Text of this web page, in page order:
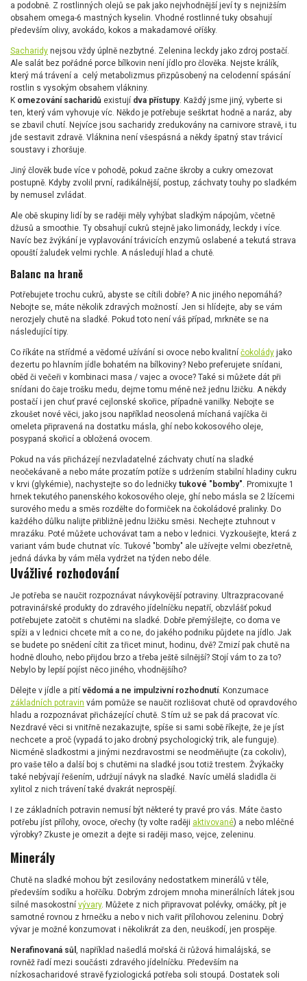
a podobně. Z rostlinných olejů se pak jako nejvhodnější jeví ty s nejnižším
obsahem omega-6 mastných kyselin. Vhodné rostlinné tuky obsahují
především olivy, avokádo, kokos a makadamové oříšky.
Sacharidy nejsou vždy úplně nezbytné. Zelenina leckdy jako zdroj postačí.
Ale salát bez pořádné porce bílkovin není jídlo pro člověka. Nejste králík,
který má trávení a celý metabolizmus přizpůsobený na celodenní spásání
rostlin s vysokým obsahem vlákniny.
K omezování sacharidů existují dva přístupy. Každý jsme jiný, vyberte si
ten, který vám vyhovuje víc. Někdo je potřebuje seškrtat hodně a naráz, aby
se zbavil chutí. Nejvíce jsou sacharidy zredukovány na carnivore stravě, i tu
jde sestavit zdravě. Vláknina není všespásná a někdy špatný stav trávicí
soustavy i zhoršuje.
Jiný člověk bude více v pohodě, pokud začne škroby a cukry omezovat
postupně. Kdyby zvolil první, radikálnější, postup, záchvaty touhy po sladkém
by nemusel zvládat.
Ale obě skupiny lidí by se raději měly vyhýbat sladkým nápojům, včetně
džusů a smoothie. Ty obsahují cukrů stejně jako limonády, leckdy i více.
Navíc bez žvýkání je vyplavování trávicích enzymů oslabené a tekutá strava
opouští žaludek velmi rychle. A následují hlad a chutě.
Balanc na hraně
Potřebujete trochu cukrů, abyste se cítili dobře? A nic jiného nepomáhá?
Nebojte se, máte několik zdravých možností. Jen si hlídejte, aby se vám
nerozjely chutě na sladké. Pokud toto není váš případ, mrkněte se na
následující tipy.
Co říkáte na střídmé a vědomé užívání si ovoce nebo kvalitní čokolády jako
dezertu po hlavním jídle bohatém na bílkoviny? Nebo preferujete snídani,
oběd či večeři v kombinaci masa / vajec a ovoce? Také si můžete dát při
snídani do čaje trošku medu, dejme tomu méně než jednu lžičku. A někdy
postačí i jen chuť pravé cejlonské skořice, případně vanilky. Nebojte se
zkoušet nové věci, jako jsou například neosolená míchaná vajíčka či
omeleta připravená na dostatku másla, ghí nebo kokosového oleje,
posypaná skořicí a obložená ovocem.
Pokud na vás přicházejí nezvladatelné záchvaty chutí na sladké
neočekávaně a nebo máte prozatím potíže s udržením stabilní hladiny cukru
v krvi (glykémie), nachystejte so do ledničky tukové "bomby". Promixujte 1
hrnek tekutého panenského kokosového oleje, ghí nebo másla se 2 lžícemi
surového medu a směs rozdělte do formiček na čokoládové pralinky. Do
každého důlku nalijte přibližně jednu lžičku směsi. Nechejte ztuhnout v
mrazáku. Poté můžete uchovávat tam a nebo v lednici. Vyzkoušejte, která z
variant vám bude chutnat víc. Tukové "bomby" ale užívejte velmi obezřetně,
jedná dávka by vám měla vydržet na týden nebo déle.
Uvážlivé rozhodování
Je potřeba se naučit rozpoznávat návykovější potraviny. Ultrazpracované
potravinářské produkty do zdravého jídelníčku nepatří, obzvlášť pokud
potřebujete zatočit s chutěmi na sladké. Dobře přemýšlejte, co doma ve
spíži a v lednici chcete mít a co ne, do jakého podniku půjdete na jídlo. Jak
se budete po snědení cítit za třicet minut, hodinu, dvě? Zmizí pak chutě na
hodně dlouho, nebo přijdou brzo a třeba ještě silnější? Stojí vám to za to?
Nebylo by lepší pojíst něco jiného, vhodnějšího?
Dělejte v jídle a pití vědomá a ne impulzivní rozhodnutí. Konzumace
základních potravin vám pomůže se naučit rozlišovat chutě od opravdového
hladu a rozpoznávat přicházející chutě. S tím už se pak dá pracovat víc.
Nezdravé věci si vnitřně nezakazujte, spíše si sami sobě říkejte, že je jíst
nechcete a proč (vypadá to jako drobný psychologický trik, ale funguje).
Nicméně sladkostmi a jinými nezdravostmi se neodměňujte (za cokoliv),
pro vaše tělo a další boj s chutěmi na sladké jsou totiž trestem. Žvýkačky
také nebývají řešením, udržují návyk na sladké. Navíc umělá sladidla či
xylitol z nich trávení také dvakrát neprospějí.
I ze základních potravin nemusí být některé ty pravé pro vás. Máte často
potřebu jíst přílohy, ovoce, ořechy (ty volte raději aktivované) a nebo mléčné
výrobky? Zkuste je omezit a dejte si raději maso, vejce, zeleninu.
Minerály
Chutě na sladké mohou být zesilovány nedostatkem minerálů v těle,
především sodíku a hořčíku. Dobrým zdrojem mnoha minerálních látek jsou
silné masokostní vývary. Můžete z nich připravovat polévky, omáčky, pít je
samotné rovnou z hrnečku a nebo v nich vařit přílohovou zeleninu. Dobrý
vývar je možné konzumovat i několikrát za den, neuškodí, jen prospěje.
Nerafinovaná sůl , například našedlá mořská či růžová himalájská, se
rovněž řadí mezi součásti zdravého jídelníčku. Především na
nízkosacharidové stravě fyziologická potřeba soli stoupá. Dostatek soli